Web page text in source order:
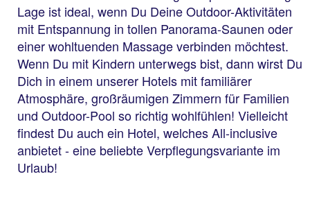
Lage ist ideal, wenn Du Deine Outdoor-Aktivitäten
mit Entspannung in tollen Panorama-Saunen oder
einer wohltuenden Massage verbinden möchtest.
Wenn Du mit Kindern unterwegs bist, dann wirst Du
Dich in einem unserer Hotels mit familiärer
Atmosphäre, großräumigen Zimmern für Familien
und Outdoor-Pool so richtig wohlfühlen! Vielleicht
findest Du auch ein Hotel, welches All-inclusive
anbietet - eine beliebte Verpflegungsvariante im
Urlaub!